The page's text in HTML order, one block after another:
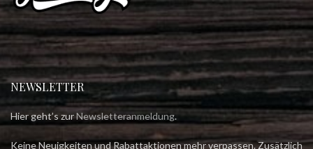
NEWSLETTER
Hier geht’s zurNewsletteranmeldung.
Keine Neuigkeiten und Rabattaktionen mehr verpassen. Zusätzlich